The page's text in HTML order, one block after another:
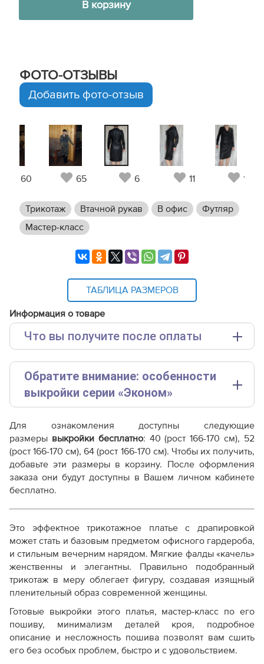
В корзину
ФОТО-ОТЗЫВЫ
Добавить фото-отзыв
60 65 6 11 12
Трикотаж Втачной рукав В офис
Футляр
Мастер-класс
ТАБЛИЦА РАЗМЕРОВ
Информация о товаре
Что вы получите после оплаты
Выкройка PDF для печати на принтере A4 или
плоттере A0 с шириной печати 810мм в зависимости
от выбора формата
Справочник - виды швов
Терминология машинных работ
Терминология ВТО
Дополнение к технологии пошива
Обратите внимание: особенности
выкройки серии «Эконом»
Чтобы покупка оправдала ваши ожидания, пожалуйста,
ознакомьтесь с ключевыми отличиями от наших
стандартных лекал:
Стоимость
Очень низкая
(значительно дешевле
стандарта)
рынка)
Припуски на швы
Отсутствуют
(закладываются
Размерный ряд
Сокращенный ряд
Полный
Для ознакомления доступны следующие
размеры выкройки бесплатно: 40 (рост 166-170 см), 52
(рост 166-170 см), 64 (рост 166-170 см). Чтобы их получить,
добавьте эти размеры в корзину. После оформления
заказа они будут доступны в Вашем личном кабинете
бесплатно.
Это эффектное трикотажное платье с драпировкой
может стать и базовым предметом офисного гардероба,
и стильным вечерним нарядом. Мягкие фалды «качель»
женственны и элегантны. Правильно подобранный
трикотаж в меру облегает фигуру, создавая изящный
пленительный образ современной женщины.
Готовые выкройки этого платья, мастер-класс по его
пошиву, минимализм деталей кроя, подробное
описание и несложность пошива позволят вам сшить
его без особых проблем, быстро и с удовольствием.